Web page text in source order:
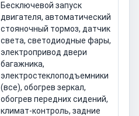
Бесключевой запуск
двигателя, автоматический
стояночный тормоз, датчик
света, светодиодные фары,
электропривод двери
багажника,
электростеклоподъемники
(все), обогрев зеркал,
обогрев передних сидений,
климат-контроль, задние